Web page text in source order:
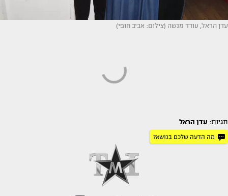
עדן הראל, עודד מנשה (צילום: אביב חופי)
תגיות: עדן הראל
מה הדעה שלכם בנושא?